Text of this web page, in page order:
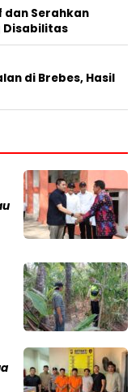
Serahkan
Disabilitas
di Brebes, Hasil